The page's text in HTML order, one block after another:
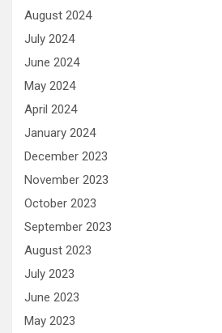
August 2024
July 2024
June 2024
May 2024
April 2024
January 2024
December 2023
November 2023
October 2023
September 2023
August 2023
July 2023
June 2023
May 2023